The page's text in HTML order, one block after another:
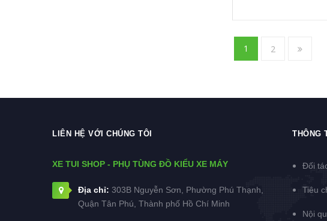
1 2
LIÊN HỆ VỚI CHÚNG TÔI
XE TUI SHOP - PHỤ TÙNG ĐỒ KIỂU XE MÁY
Địa chỉ: 303B Nguyễn Sơn, Phường Phú Thạnh,
Quận Tân Phú, Thành phố Hồ Chí Minh
THÔNG
Đối
Tiêu
Nội